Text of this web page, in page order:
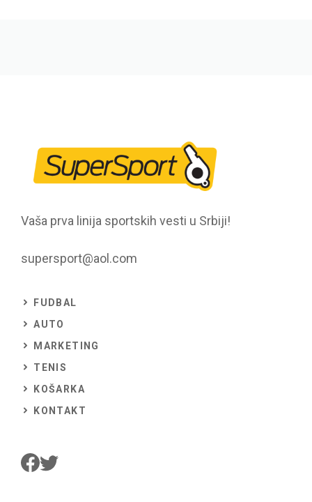
Vaša prva linija sportskih vesti u Srbiji!
supersport@aol.com
FUDBAL
AUTO
MARKETING
TENIS
KOŠARKA
KONTAKT